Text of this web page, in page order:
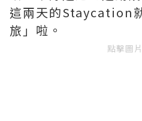
這兩天的Staycation
旅」啦。
點擊圖